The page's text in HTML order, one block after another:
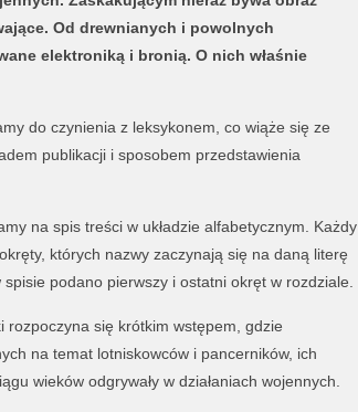
Od drewnianych i powolnych
elektroniką i bronią. O nich właśnie
do czynienia z leksykonem, co wiąże się ze
publikacji i sposobem przedstawienia
na spis treści w układzie alfabetycznym. Każdy
których nazwy zaczynają się na daną literę
podano pierwszy i ostatni okręt w rozdziale.
rozpoczyna się krótkim wstępem, gdzie
na temat lotniskowców i pancerników, ich
wieków odgrywały w działaniach wojennych.